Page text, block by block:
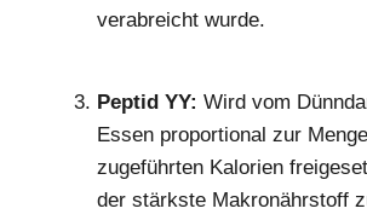
verabreicht wurde.
Peptid YY: Wird vom
Essen proportional zur
zugeführten Kalorien
der stärkste Makronährstoff